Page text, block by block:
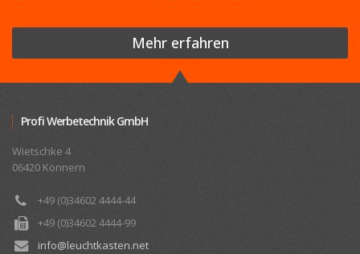
Mehr erfahren
Profi Werbetechnik GmbH
Wietschke 4
06420 Könnern
+49 (0)34602 4444-44
+49 (0)34602 4444-99
info@leuchtkasten.net